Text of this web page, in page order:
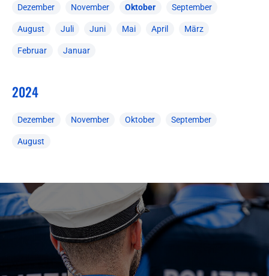
Dezember November Oktober September
August Juli Juni Mai April März
Februar Januar
2024
Dezember November Oktober September
August